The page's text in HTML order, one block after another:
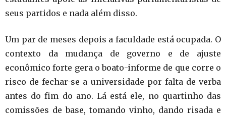
seus partidos e nada além disso.
Um par de meses depois a faculdade está ocupada. O
contexto da mudança de governo e de ajuste
econômico forte gera o boato-informe de que corre o
risco de fechar-se a universidade por falta de verba
antes do fim do ano. Lá está ele, no quartinho das
comissões de base, tomando vinho, dando risada e